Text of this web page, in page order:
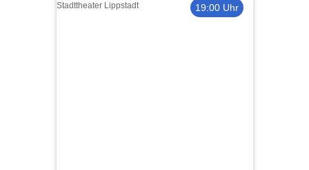
19:00 Uhr